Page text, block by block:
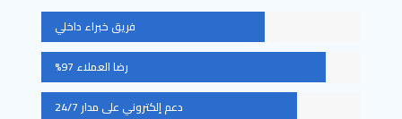
فريق خبراء داخلي
رضا العملاء 97%
دعم إلكتروني على مدار 24/7